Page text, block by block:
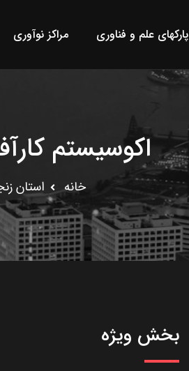
پارکهای علم و فناوری مراکز نوآوری
اکوسیستم
خانه استان
بخش ویژه